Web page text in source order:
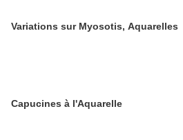
Variations sur Myosotis, Aquarelles
Capucines à l'Aquarelle